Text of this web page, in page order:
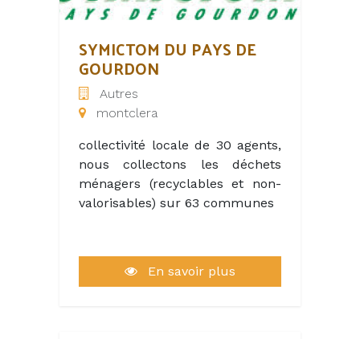
essentiel sont le bienvenus.
SYMICTOM DU PAYS DE
GOURDON
Autres
montclera
collectivité locale de 30 agents,
nous collectons les déchets
ménagers (recyclables et non-
valorisables) sur 63 communes
En savoir plus